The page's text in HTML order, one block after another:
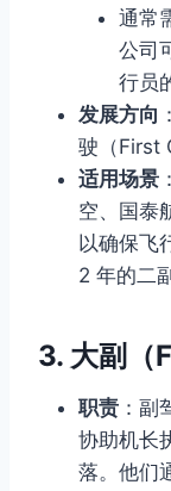
通常
公司
行员
发展方向
驶（First
适用场景
空、国泰
以确保飞
2 年的二
3. 大副（
职责 ：
协助机长
落。他们